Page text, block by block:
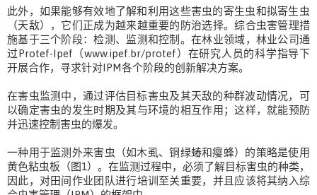
此外，如果能够有效地了解和利用这些害虫的寄生虫和拟寄生虫
（天敌），它们正成为越来越重要的防治选择。综合虫害管理措
施基于三个阶段：检测、监测和控制。在林业领域，林业公司通
过Protef-Ipef（www.ipef.br/protef）在研究人员的科学指导下
开展合作，寻求针对IPM各个阶段的创新解决方案。
在害虫监测中，通过评估目标害虫及其天敌的种群波动情况，可
以确定害虫的发生时期及其与环境的相互作用；这样，就能预防
并迅速控制害虫的爆发。
一种用于监测外来害虫（如木虱、铜绿蝽和瘿蜂）的策略是使用
黄色粘虫板（图1）。在监测过程中，必须了解目标害虫的种类，
因此，对田间作业团队进行培训至关重要，并且应该将其纳入综